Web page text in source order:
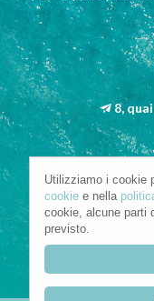
8,
Utilizziamo i cookie
cookie e nella
cookie, alcune parti
previsto.